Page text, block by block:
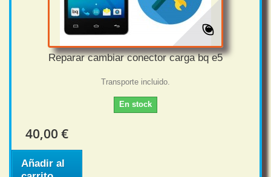
Reparar cambiar conector carga bq e5
Transporte incluido.
En stock
40,00 €
Añadir al